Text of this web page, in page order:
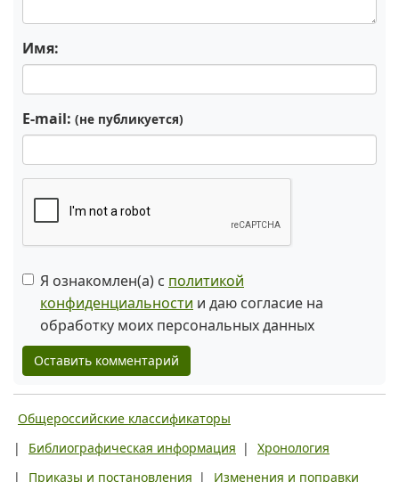
Имя:
E-mail: (не публикуется)
Я ознакомлен(а) с политикой
конфиденциальности и даю согласие на
обработку моих персональных данных
Оставить комментарий
Общероссийские классификаторы
|
Библиографическая информация |
Хронология
|
Приказы и постановления | Изменения и поправки